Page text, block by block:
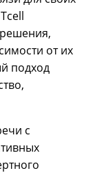
от их
подход
с